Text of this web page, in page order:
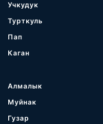
Учкудук
Турткуль
Пап
Каган
Алмалык
Муйнак
Гузар